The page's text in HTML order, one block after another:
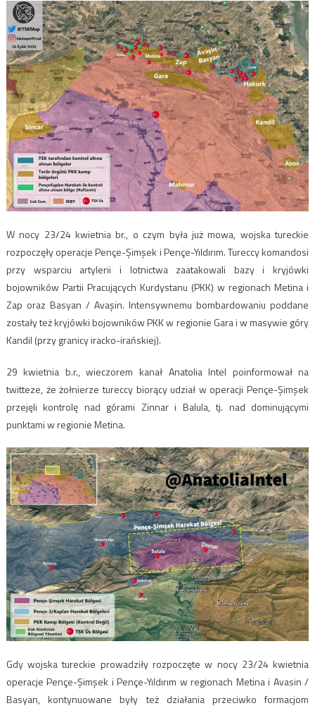
W nocy 23/24 kwietnia br., o czym była już mowa, wojska tureckie
rozpoczęły operacje Pençe-Şimşek i Pençe-Yıldırım. Tureccy komandosi
przy wsparciu artylerii i lotnictwa zaatakowali bazy i kryjówki
bojowników Partii Pracujących Kurdystanu (PKK) w regionach Metina i
Zap oraz Basyan / Avaşin. Intensywnemu bombardowaniu poddane
zostały też kryjówki bojowników PKK w regionie Gara i w masywie góry
Kandil (przy granicy iracko-irańskiej).
29 kwietnia b.r., wieczorem kanał Anatolia Intel poinformował na
twitteze, że żołnierze tureccy biorący udział w operacji Pençe-Şimşek
przejęli kontrolę nad górami Zinnar i Balula, tj. nad dominującymi
punktami w regionie Metina.
Gdy wojska tureckie prowadziły rozpoczęte w nocy 23/24 kwietnia
operacje Pençe-Şimşek i Pençe-Yıldırım w regionach Metina i Avasin /
Basyan, kontynuowane były też działania przeciwko formacjom